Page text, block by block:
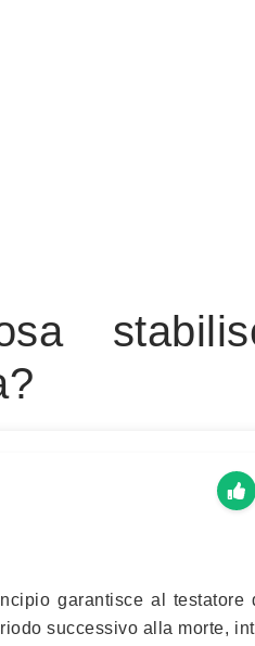
garantisce al testatore
successivo alla morte,